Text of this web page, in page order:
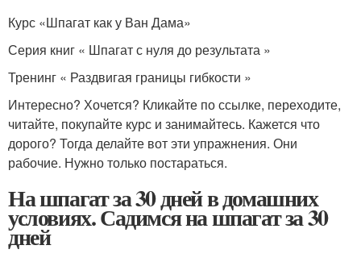
Курс «Шпагат как у Ван Дама»
Серия книг « Шпагат с нуля до результата »
Тренинг « Раздвигая границы гибкости »
Интересно? Хочется? Кликайте по ссылке, переходите,
читайте, покупайте курс и занимайтесь. Кажется что
дорого? Тогда делайте вот эти упражнения. Они
рабочие. Нужно только постараться.
На шпагат за 30 дней в домашних
условиях. Садимся на шпагат за 30
дней